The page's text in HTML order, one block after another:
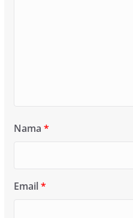
Nama *
Email*